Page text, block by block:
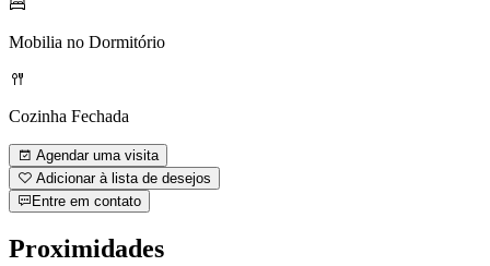
Mobilia no Dormitório
Cozinha Fechada
Agendar uma visita
Adicionar à lista de desejos
Entre em contato
Proximidades